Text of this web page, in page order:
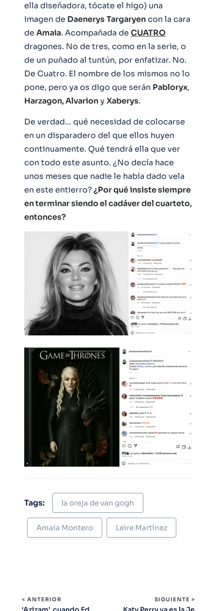
ella diseñadora, tócate el higo) una
imagen de DaenerysTargaryencon la cara
de Amaia. Acompañada de CUATRO
dragones. No de tres, como en la serie, o
de un puñado al tuntún, por enfatizar. No.
De Cuatro. El nombre de los mismos no lo
pone, pero ya os digo que serán Pabloryx,
Harzagon, Alvariony Xaberys.
De verdad… qué necesidad de colocarse
en un disparadero del que ellos huyen
continuamente. Qué tendrá ella que ver
con todo este asunto. ¿No decía hace
unos meses que nadie le había dado vela
en este entierro?¿Por qué insiste siempre
en terminar siendo el cadáver del cuarteto,
entonces?
Tags: la oreja de van gogh
Amaia Montero Leire Martínez
< ANTERIOR SIGUIENTE >